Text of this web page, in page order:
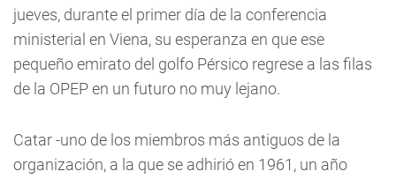
jueves, durante el primer día de la conferencia
ministerial en Viena, su esperanza en que ese
pequeño emirato del golfo Pérsico regrese a las filas
de la OPEP en un futuro no muy lejano.
Catar -uno de los miembros más antiguos de la
organización, a la que se adhirió en 1961, un año